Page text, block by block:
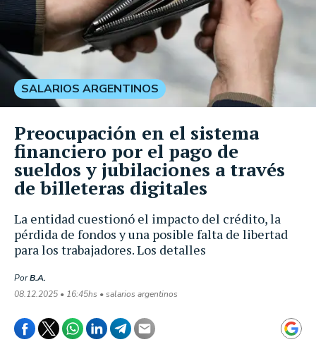
La entidad cuestionó el impacto del crédito, la
pérdida de fondos y una posible falta de libertad
para los trabajadores. Los detalles
PorB.A.
08.12.2025 • 16:45hs • salarios argentinos
SALARIOS ARGENTINOS
Preocupación en el sistema
financiero por el pago de
sueldos y jubilaciones a través
de billeteras digitales